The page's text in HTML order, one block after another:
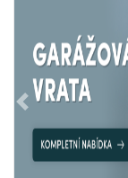
Předchozí